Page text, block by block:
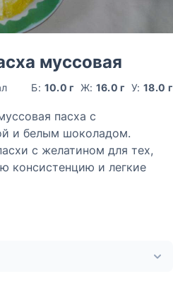
муссовая
Б: 10.0 г Ж: 16.0 г У: 18.0 г
пасха с
и белым шоколадом.
с желатином для тех,
консистенцию и легкие